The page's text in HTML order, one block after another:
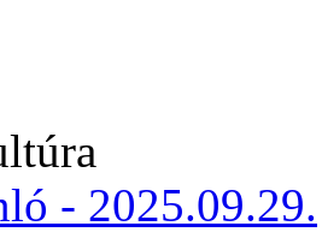
- 2025.09.29.